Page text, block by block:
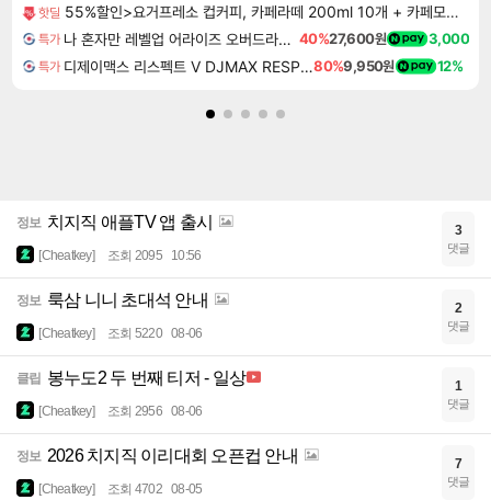
핫딜 55%할인>요거프레소 컵커피, 카페라떼 200ml 10개 + 카페모카 200ml 10개, 20개
특가 나 혼자만 레벨업 어라이즈 오버드라이브 Solo Leveling Arise 40%27,600원 3,000
특가 디제이맥스 리스펙트 V DJMAX RESPECT V80%9,950원 12%
정보 치지직 애플TV 앱 출시
[Cheatkey] 조회 2095 10:56
3
댓글
정보 룩삼 니니 초대석 안내
[Cheatkey] 조회 5220 08-06
2
댓글
클립 봉누도2 두 번째 티저 - 일상
[Cheatkey] 조회 2956 08-06
1
댓글
정보 2026 치지직 이리대회 오픈컵 안내
[Cheatkey] 조회 4702 08-05
7
댓글